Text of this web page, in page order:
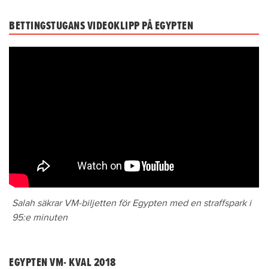
BETTINGSTUGANS VIDEOKLIPP PÅ EGYPTEN
Salah säkrar VM-biljetten för Egypten med en straffspark i
95:e minuten
EGYPTEN VM- KVAL 2018